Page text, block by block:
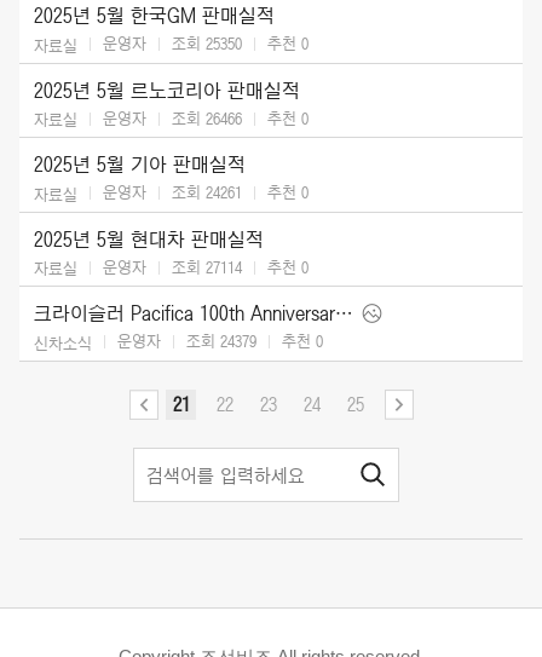
2025년 5월 한국GM 판매실적
자료실 운영자 조회 25350 추천 0
2025년 5월 르노코리아 판매실적
자료실 운영자 조회 26466 추천 0
2025년 5월 기아 판매실적
자료실 운영자 조회 24261 추천 0
2025년 5월 현대차 판매실적
자료실 운영자 조회 27114 추천 0
크라이슬러 Pacifica 100th Anniversary Edition (2026)
신차소식 운영자 조회 24379 추천 0
21 22 23 24 25